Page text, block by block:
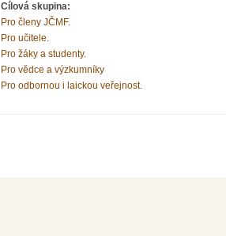
Cílová skupina:
Pro členy JČMF.
Pro učitele.
Pro žáky a studenty.
Pro vědce a výzkumníky
Pro odbornou i laickou veřejnost.